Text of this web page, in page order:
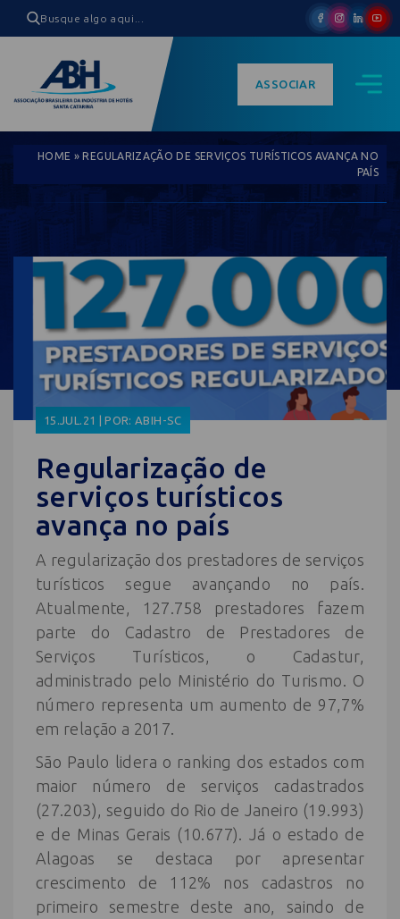
ASSOCIAR
HOME »REGULARIZAÇÃO DE SERVIÇOS TURÍSTICOS AVANÇA NO
PAÍS
15.JUL.21 | POR: ABIH-SC
Regularização de
serviços turísticos
avança no país
A regularização dos prestadores de serviços
turísticos segue avançando no país.
Atualmente, 127.758 prestadores fazem
parte do Cadastro de Prestadores de
Serviços Turísticos, o Cadastur,
administrado pelo Ministério do Turismo. O
número representa um aumento de 97,7%
em relação a 2017.
São Paulo lidera o ranking dos estados com
maior número de serviços cadastrados
(27.203), seguido do Rio de Janeiro (19.993)
e de Minas Gerais (10.677). Já o estado de
Alagoas se destaca por apresentar
crescimento de 112% nos cadastros no
primeiro semestre deste ano, saindo de